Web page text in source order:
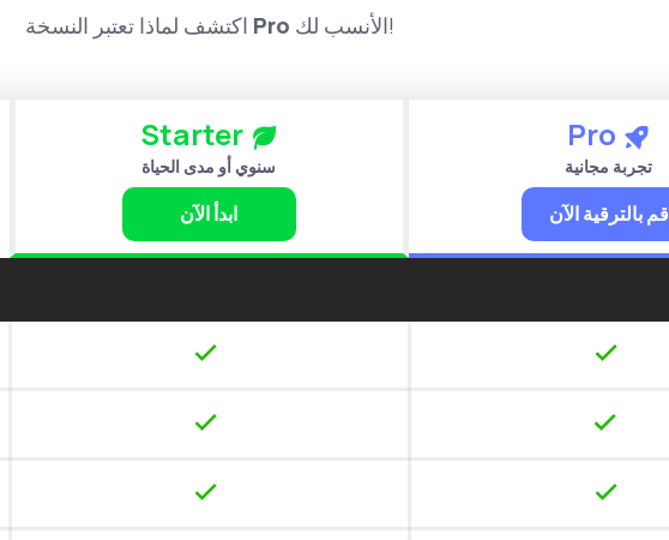
Pro الأنسب لك!
Starter
سنوي أو مدى الحياة
ابدأ الآن
Pro
تجربة مجانية
قم بالترقية الآن